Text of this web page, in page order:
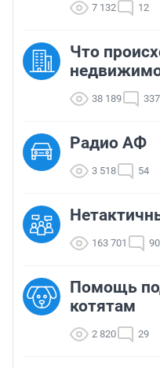
7 132 12
Что
38 189 337
Радио АФ
3 518 54
163 701
Помощь
котятам
2 820 29